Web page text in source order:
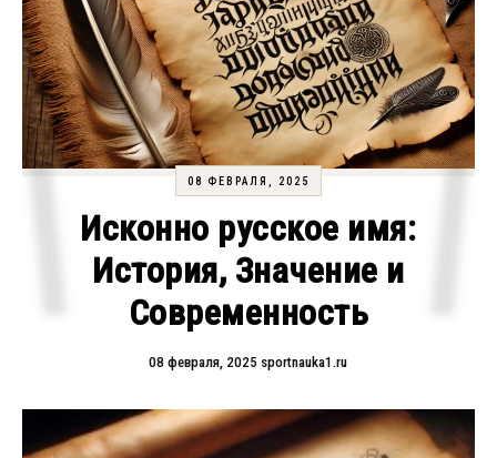
08 ФЕВРАЛЯ, 2025
Исконно русское имя:
История, Значение и
Современность
08 февраля, 2025 sportnauka1.ru